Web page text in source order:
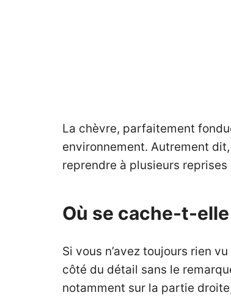
La chèvre, parfaitement
environnement. Autrement
reprendre à plusieurs
Où se cache-t-elle
Si vous n’avez toujours rien
côté du détail sans le
notamment sur la partie